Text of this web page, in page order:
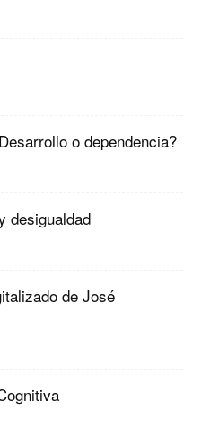
o dependencia?
desigualdad
de José